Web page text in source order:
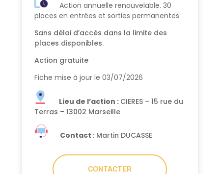
Action annuelle renouvelable. 30
places en entrées et sorties permanentes
Sans délai d’accès dans la limite des
places disponibles.
Action gratuite
Fiche mise à jour le 03/07/2026
Lieu de l’action : CIERES – 15 rue du
Terras – 13002 Marseille
Contact : Martin DUCASSE
CONTACTER